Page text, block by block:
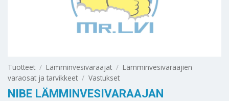
Tuotteet / Lämminvesivaraajat / Lämminvesivaraajien
varaosat ja tarvikkeet / Vastukset
NIBE LÄMMINVESIVARAAJAN